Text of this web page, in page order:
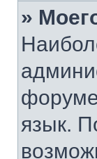
»
язык.